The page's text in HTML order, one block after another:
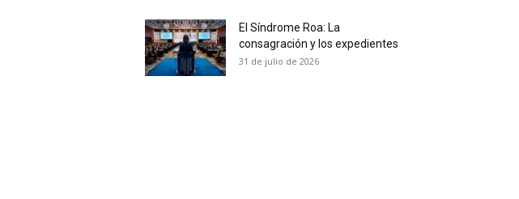
Subscribe to our daily clipping and receive all the news
of vaping and tobacco harm reduction in your email.
El Síndrome Roa: La
consagración y los expedientes
31 de julio de 2026